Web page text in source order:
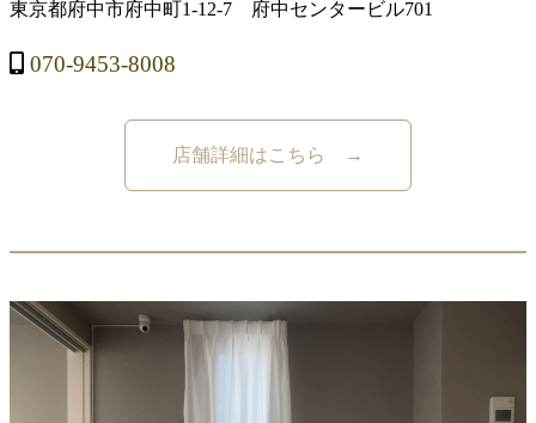
東京都府中市府中町1-12-7 府中センタービル701
070-9453-8008
店舗詳細はこちら →